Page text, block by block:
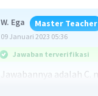
W. Ega Master Teacher
09 Januari 2023 05:36
Jawaban terverifikasi
Jawabannya adalah